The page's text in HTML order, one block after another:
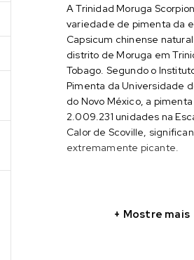
A Trinidad Moruga
variedade de pimenta da
Capsicum chinense
distrito de Moruga em
Tobago. Segundo o
Pimenta da Universidade
do Novo México, a
2.009.231 unidades na
Calor de Scoville,
extremamente picante.
Mostre mais